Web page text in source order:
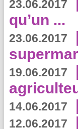
23.06.2017
qu’un ...
23.06.2017
19.06.2017
14.06.2017
12.06.2017